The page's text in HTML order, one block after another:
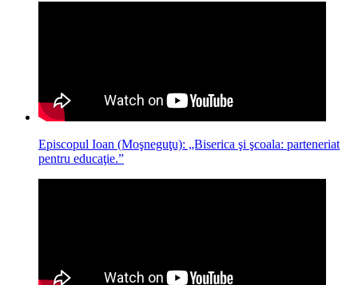
Episcopul Ioan (Moşneguţu): „Biserica şi şcoala: parteneriat
pentru educaţie.”